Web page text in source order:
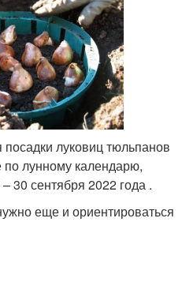
луковиц тюльпанов
лунному календарю,
30 сентября 2022 года .
еще и ориентироваться